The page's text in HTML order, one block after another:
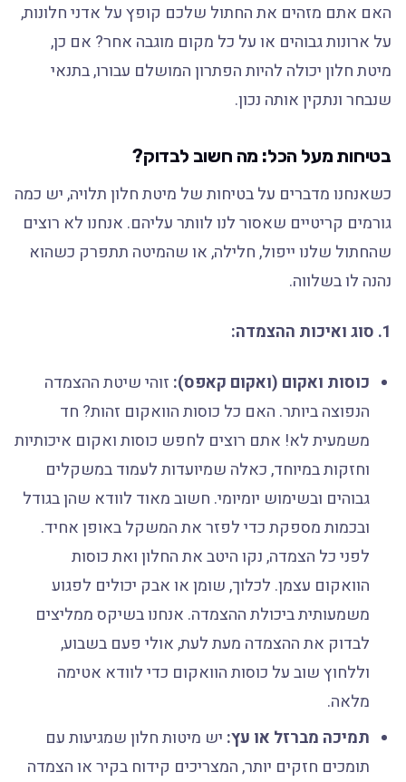
האם אתם מזהים את החתול שלכם קופץ על אדני חלונות,
על ארונות גבוהים או על כל מקום מוגבה אחר? אם כן,
מיטת חלון יכולה להיות הפתרון המושלם עבורו, בתנאי
שנבחר ונתקין אותה נכון.
בטיחות מעל הכל: מה חשוב לבדוק?
כשאנחנו מדברים על בטיחות של מיטת חלון תלויה, יש כמה
גורמים קריטיים שאסור לנו לוותר עליהם. אנחנו לא רוצים
שהחתול שלנו ייפול, חלילה, או שהמיטה תתפרק כשהוא
נהנה לו בשלווה.
כוסות ואקום (ואקום קאפס):זוהי שיטת ההצמדה
הנפוצה ביותר. האם כל כוסות הוואקום זהות? חד
משמעית לא! אתם רוצים לחפש כוסות ואקום איכותיות
וחזקות במיוחד, כאלה שמיועדות לעמוד במשקלים
גבוהים ובשימוש יומיומי. חשוב מאוד לוודא שהן בגודל
ובכמות מספקת כדי לפזר את המשקל באופן אחיד.
לפני כל הצמדה, נקו היטב את החלון ואת כוסות
הוואקום עצמן. לכלוך, שומן או אבק יכולים לפגוע
משמעותית ביכולת ההצמדה. אנחנו בשיקס ממליצים
לבדוק את ההצמדה מעת לעת, אולי פעם בשבוע,
וללחוץ שוב על כוסות הוואקום כדי לוודא אטימה
מלאה.
תמיכה מברזל או עץ:יש מיטות חלון שמגיעות עם
תומכים חזקים יותר, המצריכים קידוח בקיר או הצמדה